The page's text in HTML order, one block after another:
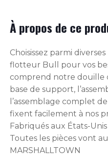
À propos de ce
Choisissez parmi
flotteur Bull pour vos
comprend notre douille
base de support,
l’assemblage complet
fixent facilement à nos
Fabriqués aux États-
Toutes les pièces vont
MARSHALLTOWN